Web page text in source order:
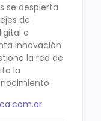
se despierta
de
e
innovación
la red de
la